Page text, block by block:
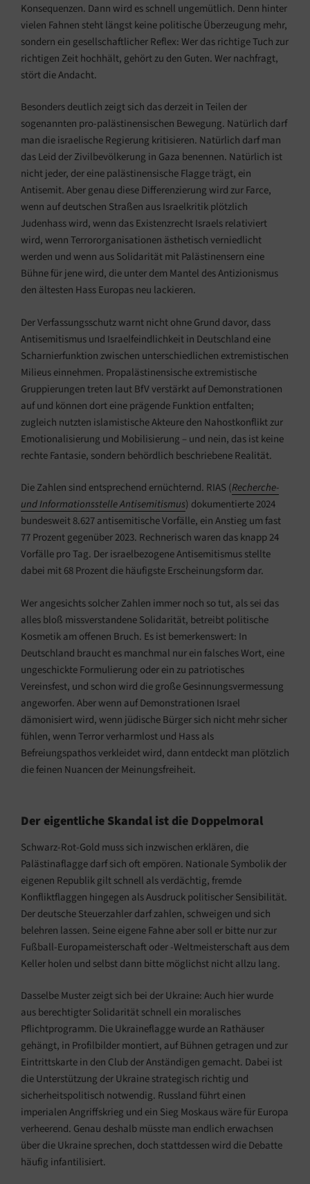
Konsequenzen. Dann wird es schnell ungemütlich. Denn hinter
vielen Fahnen steht längst keine politische Überzeugung mehr,
sondern ein gesellschaftlicher Reflex: Wer das richtige Tuch zur
richtigen Zeit hochhält, gehört zu den Guten. Wer nachfragt,
stört die Andacht.
Besonders deutlich zeigt sich das derzeit in Teilen der
sogenannten pro-palästinensischen Bewegung. Natürlich darf
man die israelische Regierung kritisieren. Natürlich darf man
das Leid der Zivilbevölkerung in Gaza benennen. Natürlich ist
nicht jeder, der eine palästinensische Flagge trägt, ein
Antisemit. Aber genau diese Differenzierung wird zur Farce,
wenn auf deutschen Straßen aus Israelkritik plötzlich
Judenhass wird, wenn das Existenzrecht Israels relativiert
wird, wenn Terrororganisationen ästhetisch verniedlicht
werden und wenn aus Solidarität mit Palästinensern eine
Bühne für jene wird, die unter dem Mantel des Antizionismus
den ältesten Hass Europas neu lackieren.
Der Verfassungsschutz warnt nicht ohne Grund davor, dass
Antisemitismus und Israelfeindlichkeit in Deutschland eine
Scharnierfunktion zwischen unterschiedlichen extremistischen
Milieus einnehmen. Propalästinensische extremistische
Gruppierungen treten laut BfV verstärkt auf Demonstrationen
auf und können dort eine prägende Funktion entfalten;
zugleich nutzten islamistische Akteure den Nahostkonflikt zur
Emotionalisierung und Mobilisierung – und nein, das ist keine
rechte Fantasie, sondern behördlich beschriebene Realität.
Die Zahlen sind entsprechend ernüchternd. RIAS (Recherche-
und Informationsstelle Antisemitismus) dokumentierte 2024
bundesweit 8.627 antisemitische Vorfälle, ein Anstieg um fast
77 Prozent gegenüber 2023. Rechnerisch waren das knapp 24
Vorfälle pro Tag. Der israelbezogene Antisemitismus stellte
dabei mit 68 Prozent die häufigste Erscheinungsform dar.
Wer angesichts solcher Zahlen immer noch so tut, als sei das
alles bloß missverstandene Solidarität, betreibt politische
Kosmetik am offenen Bruch. Es ist bemerkenswert: In
Deutschland braucht es manchmal nur ein falsches Wort, eine
ungeschickte Formulierung oder ein zu patriotisches
Vereinsfest, und schon wird die große Gesinnungsvermessung
angeworfen. Aber wenn auf Demonstrationen Israel
dämonisiert wird, wenn jüdische Bürger sich nicht mehr sicher
fühlen, wenn Terror verharmlost und Hass als
Befreiungspathos verkleidet wird, dann entdeckt man plötzlich
die feinen Nuancen der Meinungsfreiheit.
Der eigentliche Skandal ist die Doppelmoral
Schwarz-Rot-Gold muss sich inzwischen erklären, die
Palästinaflagge darf sich oft empören. Nationale Symbolik der
eigenen Republik gilt schnell als verdächtig, fremde
Konfliktflaggen hingegen als Ausdruck politischer Sensibilität.
Der deutsche Steuerzahler darf zahlen, schweigen und sich
belehren lassen. Seine eigene Fahne aber soll er bitte nur zur
Fußball-Europameisterschaft oder -Weltmeisterschaft aus dem
Keller holen und selbst dann bitte möglichst nicht allzu lang.
Dasselbe Muster zeigt sich bei der Ukraine: Auch hier wurde
aus berechtigter Solidarität schnell ein moralisches
Pflichtprogramm. Die Ukraineflagge wurde an Rathäuser
gehängt, in Profilbilder montiert, auf Bühnen getragen und zur
Eintrittskarte in den Club der Anständigen gemacht. Dabei ist
die Unterstützung der Ukraine strategisch richtig und
sicherheitspolitisch notwendig. Russland führt einen
imperialen Angriffskrieg und ein Sieg Moskaus wäre für Europa
verheerend. Genau deshalb müsste man endlich erwachsen
über die Ukraine sprechen, doch stattdessen wird die Debatte
häufig infantilisiert.